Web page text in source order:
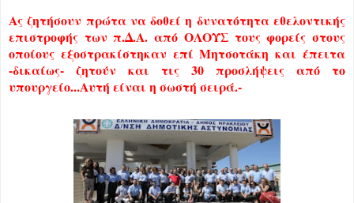
Ας ζητήσουν πρώτα να δοθεί η δυνατότητα εθελοντικής
επιστροφής των π.Δ.Α. από ΟΛΟΥΣ τους φορείς στους
οποίους εξοστρακίστηκαν επί Μητσοτάκη και έπειτα
-δικαίως- ζητούν και τις 30 προσλήψεις από το
υπουργείο...Αυτή είναι η σωστή σειρά.-